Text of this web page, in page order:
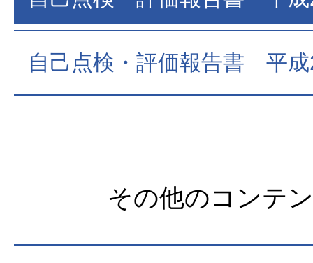
自己点検・評価報告書 平
その他のコンテ